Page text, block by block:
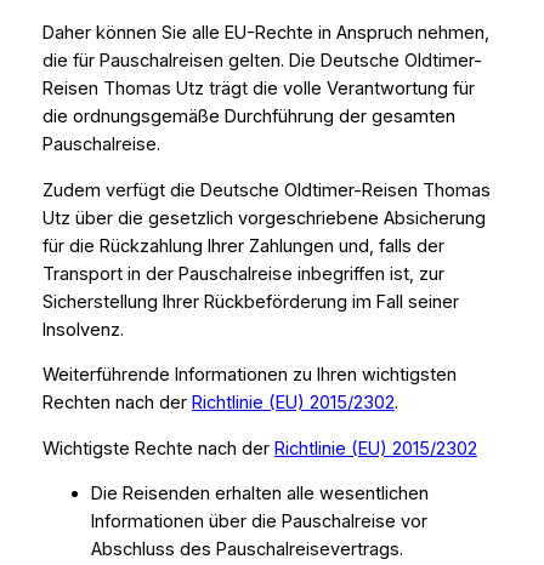
Daher können Sie alle EU-Rechte in Anspruch nehmen,
die für Pauschalreisen gelten. Die Deutsche Oldtimer-
Reisen Thomas Utz trägt die volle Verantwortung für
die ordnungsgemäße Durchführung der gesamten
Pauschalreise.
Zudem verfügt die Deutsche Oldtimer-Reisen Thomas
Utz über die gesetzlich vorgeschriebene Absicherung
für die Rückzahlung Ihrer Zahlungen und, falls der
Transport in der Pauschalreise inbegriffen ist, zur
Sicherstellung Ihrer Rückbeförderung im Fall seiner
Insolvenz.
Weiterführende Informationen zu Ihren wichtigsten
Rechten nach der Richtlinie (EU) 2015/2302.
Wichtigste Rechte nach der Richtlinie (EU) 2015/2302
Die Reisenden erhalten alle wesentlichen
Informationen über die Pauschalreise vor
Abschluss des Pauschalreisevertrags.